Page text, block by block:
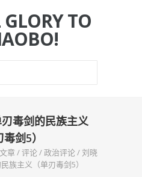
TO
毒剑的民族主义
毒剑5）
章/评论/政治评论/刘晓
族主义（单刃毒剑5）